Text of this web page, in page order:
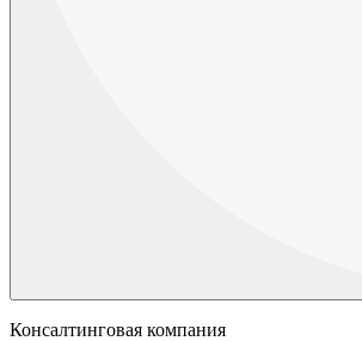
Консалтинговая компания